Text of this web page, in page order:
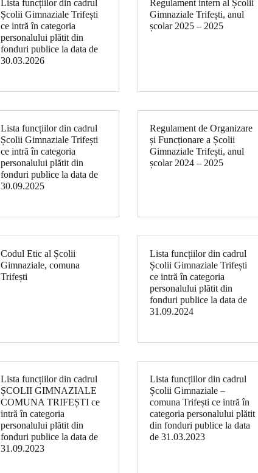
Lista funcțiilor din cadrul
Școlii Gimnaziale Trifești
ce intră în categoria
personalului plătit din
fonduri publice la data de
30.03.2026
Regulament intern al Școlii
Gimnaziale Trifești, anul
școlar 2025 – 2025
Lista funcțiilor din cadrul
Școlii Gimnaziale Trifești
ce intră în categoria
personalului plătit din
fonduri publice la data de
30.09.2025
Regulament de Organizare
și Funcționare a Școlii
Gimnaziale Trifești, anul
școlar 2024 – 2025
Codul Etic al Școlii
Gimnaziale, comuna
Trifești
Lista funcțiilor din cadrul
Școlii Gimnaziale Trifești
ce intră în categoria
personalului plătit din
fonduri publice la data de
31.09.2024
Lista funcțiilor din cadrul
ȘCOLII GIMNAZIALE
COMUNA TRIFEȘTI ce
intră în categoria
personalului plătit din
fonduri publice la data de
31.09.2023
Lista funcțiilor din cadrul
Școlii Gimnaziale –
comuna Trifești ce intră în
categoria personalului plătit
din fonduri publice la data
de 31.03.2023